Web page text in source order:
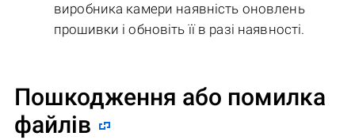
виробника камери наявність оновлень
прошивки і обновіть її в разі наявності.
Пошкодження або помилка
файлів